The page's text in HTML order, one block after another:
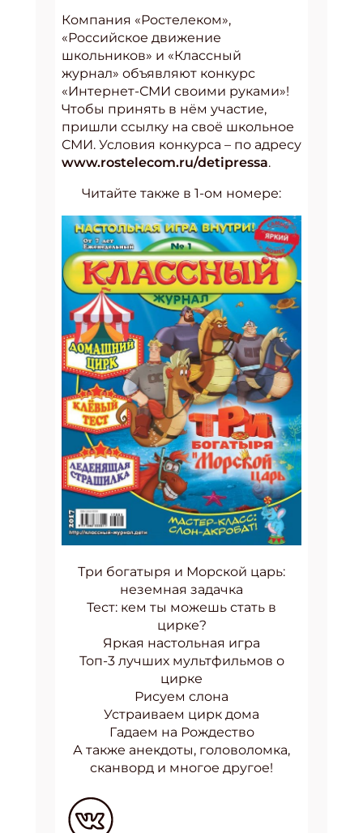
Компания «Ростелеком»,
«Российское движение
школьников» и «Классный
журнал» объявляют конкурс
«Интернет-СМИ своими руками»!
Чтобы принять в нём участие,
пришли ссылку на своё школьное
СМИ. Условия конкурса – по адресу
www.rostelecom.ru/detipressa.
Читайте также в 1-ом номере:
Три богатыря и Морской царь:
неземная задачка
Тест: кем ты можешь стать в
цирке?
Яркая настольная игра
Топ-3 лучших мультфильмов о
цирке
Рисуем слона
Устраиваем цирк дома
Гадаем на Рождество
А также анекдоты, головоломка,
сканворд и многое другое!